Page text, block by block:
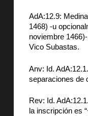
AdA:12.9:
1468) -u
noviembre
Vico Subastas.
Anv: Id.
separaciones de
Rev: Id.
la inscripción es